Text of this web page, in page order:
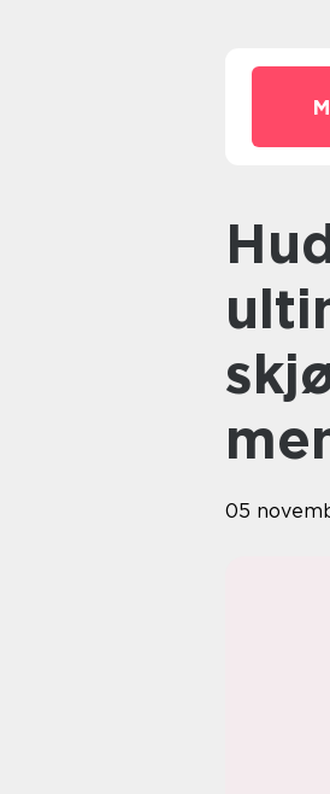
Hudpleie gavesett: Den
05